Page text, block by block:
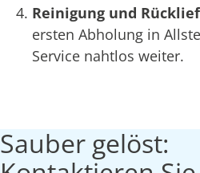
Reinigung und
ersten Abholung in
Service nahtlos weiter.
Sauber gelöst: